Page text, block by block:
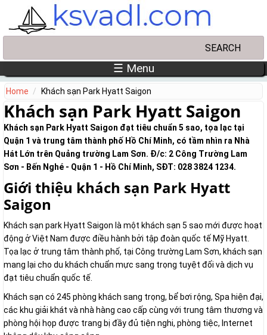
Skip to main content
☰ Menu
Home Khách sạn Park Hyatt Saigon
Khách sạn Park Hyatt Saigon
Khách sạn Park Hyatt Saigon đạt tiêu chuẩn 5 sao, tọa lạc tại
Quận 1 và trung tâm thành phố Hồ Chí Minh, có tầm nhìn ra Nhà
Hát Lớn trên Quảng trường Lam Sơn. Đ/c: 2 Công Trường Lam
Sơn - Bến Nghé - Quận 1 - Hồ Chí Minh, SĐT: 028 3824 1234.
Giới thiệu khách sạn Park Hyatt
Saigon
Khách sạn park Hyatt Saigon là một khách sạn 5 sao mới được hoạt
động ở Việt Nam được điều hành bởi tập đoàn quốc tế Mỹ Hyatt.
Tọa lạc ở trung tâm thành phố, tại Công trường Lam Sơn, khách sạn
mang lại cho du khách chuẩn mực sang trọng tuyệt đối và dịch vụ
đạt tiêu chuẩn quốc tế.
Khách sạn có 245 phòng khách sang trọng, bể bơi rộng, Spa hiện đại,
các khu giải khát và nhà hàng cao cấp cùng với trung tâm thương và
phòng hội họp được trang bị đầy đủ tiện nghi, phòng tiệc, Internet